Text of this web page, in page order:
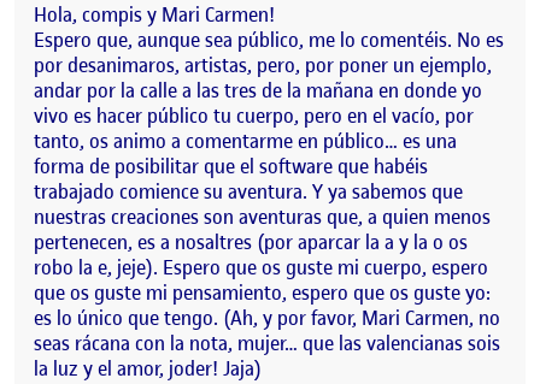
Hola, compis y Mari Carmen!
Espero que, aunque sea público, me lo comentéis. No es
por desanimaros, artistas, pero, por poner un ejemplo,
andar por la calle a las tres de la mañana en donde yo
vivo es hacer público tu cuerpo, pero en el vacío, por
tanto, os animo a comentarme en público… es una
forma de posibilitar que el software que habéis
trabajado comience su aventura. Y ya sabemos que
nuestras creaciones son aventuras que, a quien menos
pertenecen, es a nosaltres (por aparcar la a y la o os
robo la e, jeje). Espero que os guste mi cuerpo, espero
que os guste mi pensamiento, espero que os guste yo:
es lo único que tengo. (Ah, y por favor, Mari Carmen, no
seas rácana con la nota, mujer… que las valencianas sois
la luz y el amor, joder! Jaja)